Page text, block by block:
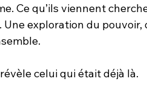
Ce qu’ils viennent
exploration du pouvoir,
celui qui était déjà là.